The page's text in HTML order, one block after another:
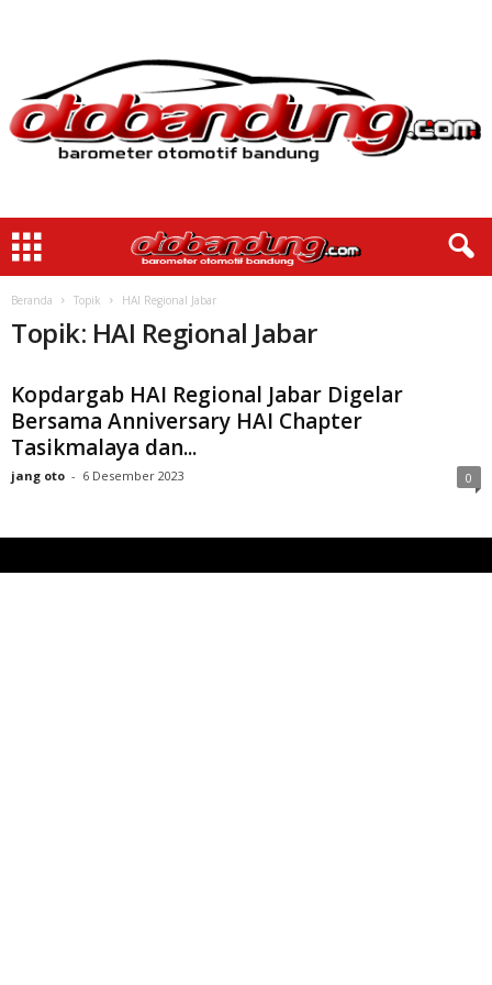
Beranda Topik HAI Regional Jabar
Topik: HAI Regional Jabar
Kopdargab HAI Regional Jabar Digelar
Bersama Anniversary HAI Chapter
Tasikmalaya dan...
jang oto - 6 Desember 2023 0